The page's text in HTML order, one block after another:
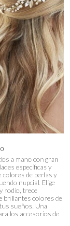
a mano con gran
específicas y
colores de perlas y
nupcial. Elige
rodio, trece
brillantes colores de
sueños. Una
los accesorios de